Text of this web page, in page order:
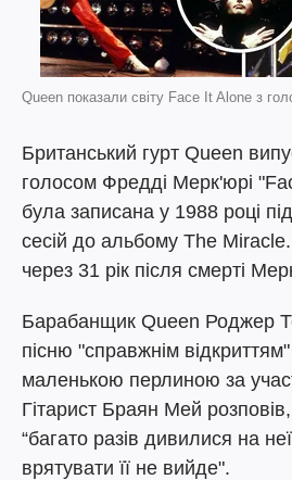
Queen показали світу Face It Alone з
Британський гурт Queen
голосом Фредді Мерк'юрі
була записана у 1988 році
сесій до альбому The
через 31 рік після смерті
Барабанщик Queen Роджер
пісню "справжнім
маленькою перлиною за
Гітарист Браян Мей
“багато разів дивилися на
врятувати її не вийде".